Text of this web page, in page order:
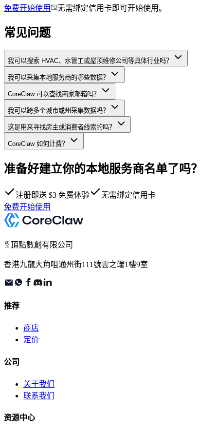
免费开始使用 无需绑定信用卡即可开始使用。
常见问题
我可以搜索 HVAC、水管工或屋顶维修公司等具体行业吗？
我可以采集本地服务商的哪些数据？
CoreClaw 可以查找商家邮箱吗？
我可以跨多个城市或州采集数据吗？
这是用来寻找房主或消费者线索的吗？
CoreClaw 如何计费？
准备好建立你的本地服务商名单了吗？
注册即送 $3 免费体验
无需绑定信用卡
免费开始使用
頂點數創有限公司
香港九龍大角咀通州街111號雲之端1樓9室
推荐
商店
定价
公司
关于我们
联系我们
资源中心